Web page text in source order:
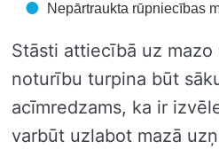
Nepārtraukta rūpniecības
Stāsti attiecībā uz mazo
noturību turpina būt
acīmredzams, ka ir
varbūt uzlabot mazā